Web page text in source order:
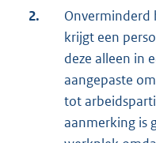
2.
Onverminderd
krijgt een
deze alleen in
aangepaste
tot
aanmerking is